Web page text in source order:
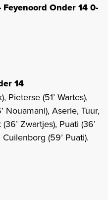
Onder 14 0-
14
Pieterse (51’ Wartes),
Nouamani), Aserie, Tuur,
Zwartjes), Puati (36’
(59’ Puati).